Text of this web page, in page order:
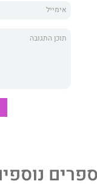
את כוחנו הפנימי. שלוש
ספרים